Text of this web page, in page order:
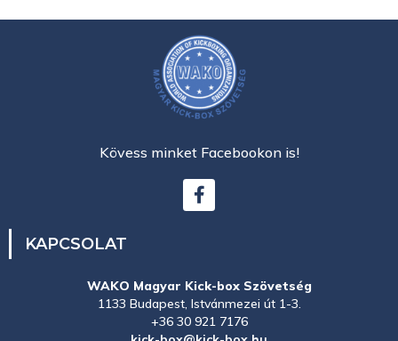
Kövess minket Facebookon is!
KAPCSOLAT
WAKO Magyar Kick-box Szövetség
1133 Budapest, Istvánmezei út 1-3.
+36 30 921 7176